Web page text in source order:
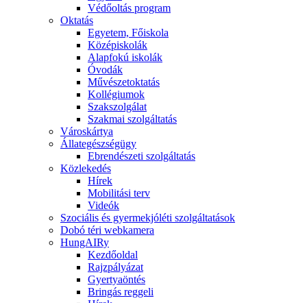
Védőoltás program
Oktatás
Egyetem, Főiskola
Középiskolák
Alapfokú iskolák
Óvodák
Művészetoktatás
Kollégiumok
Szakszolgálat
Szakmai szolgáltatás
Városkártya
Állategészségügy
Ebrendészeti szolgáltatás
Közlekedés
Hírek
Mobilitási terv
Videók
Szociális és gyermekjóléti szolgáltatások
Dobó téri webkamera
HungAIRy
Kezdőoldal
Rajzpályázat
Gyertyaöntés
Bringás reggeli